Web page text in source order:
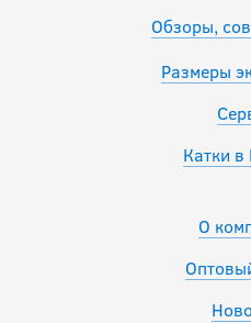
Обзоры,
Размеры
Катки
О